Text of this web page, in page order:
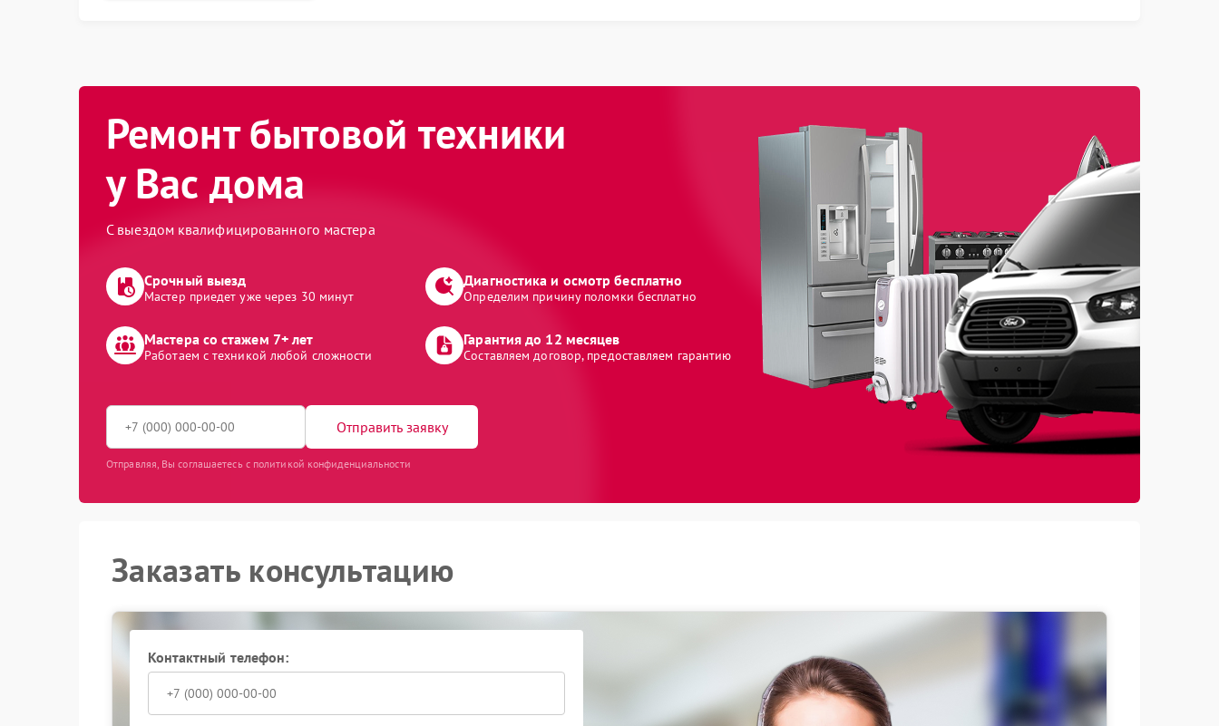
Ремонт бытовой техники
у Вас дома
С выездом квалифицированного мастера
Срочный выезд
Мастер приедет уже через 30 минут
Диагностика и осмотр бесплатно
Определим причину поломки бесплатно
Мастера со стажем 7+ лет
Работаем с техникой любой сложности
Гарантия до 12 месяцев
Составляем договор, предоставляем гарантию
Отправить заявку
Отправляя, Вы соглашаетесь с политикой конфиденциальности
Заказать консультацию
Контактный телефон: